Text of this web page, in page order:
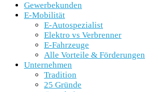
Gewerbekunden
E-Mobilität
E-Autospezialist
Elektro vs Verbrenner
E-Fahrzeuge
Alle Vorteile & Förderungen
Unternehmen
Tradition
25 Gründe